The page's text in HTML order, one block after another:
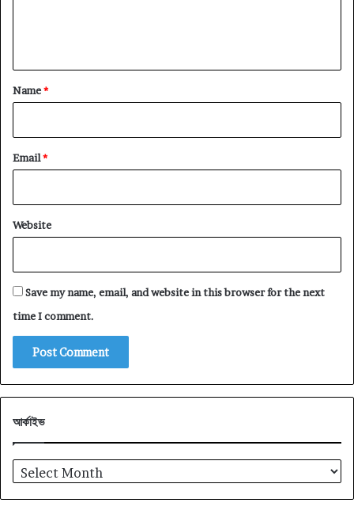
*
Name*
Email*
Website
Save my name, email, and website in this browser for the next
time I comment.
আর্কাইভ
আর্কাইভ